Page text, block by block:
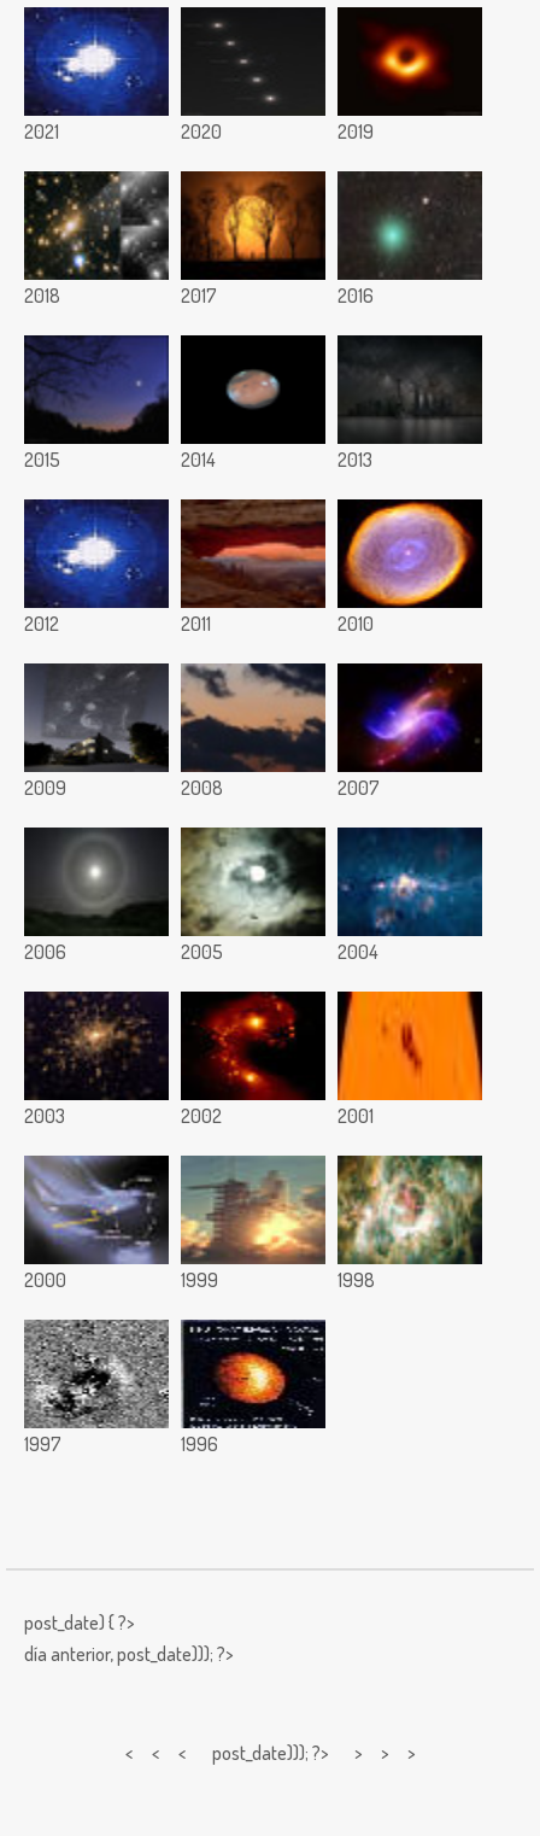
2021 2020 2019
2018 2017 2016
2015 2014 2013
2012 2011 2010
2009 2008 2007
2006 2005 2004
2003 2002 2001
2000 1999 1998
1997 1996
post_date) { ?>
día anterior,post_date))); ?>
< < < post_date))); ?> > > >